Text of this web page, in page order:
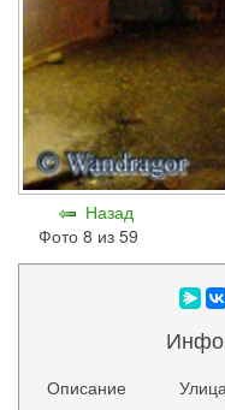
Назад
Фото 8 из 59
Описание